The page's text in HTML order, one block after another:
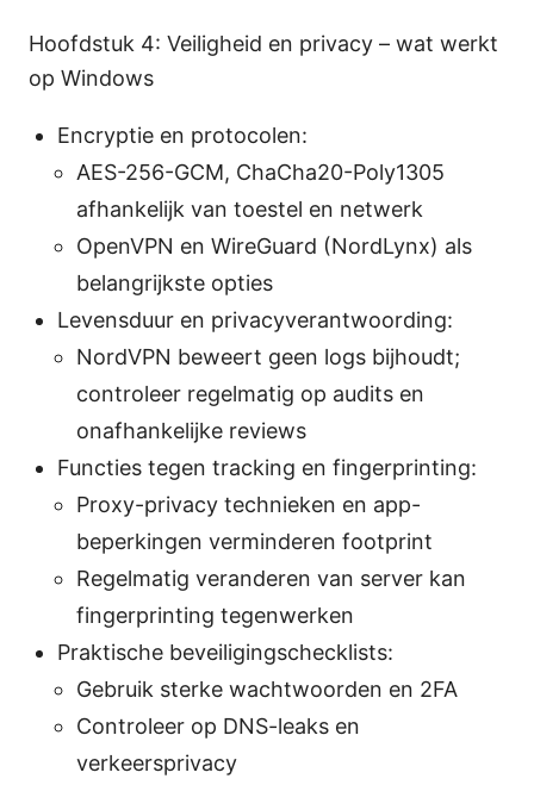
Hoofdstuk 4: Veiligheid en privacy – wat werkt
op Windows
Encryptie en protocolen:
AES-256-GCM, ChaCha20-Poly1305
afhankelijk van toestel en netwerk
OpenVPN en WireGuard (NordLynx) als
belangrijkste opties
Levensduur en privacyverantwoording:
NordVPN beweert geen logs bijhoudt;
controleer regelmatig op audits en
onafhankelijke reviews
Functies tegen tracking en fingerprinting:
Proxy-privacy technieken en app-
beperkingen verminderen footprint
Regelmatig veranderen van server kan
fingerprinting tegenwerken
Praktische beveiligingschecklists:
Gebruik sterke wachtwoorden en 2FA
Controleer op DNS-leaks en
verkeersprivacy